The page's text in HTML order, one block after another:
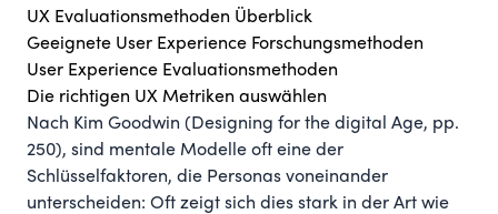
UX Evaluationsmethoden Überblick
Geeignete User Experience Forschungsmethoden
User Experience Evaluationsmethoden
Die richtigen UX Metriken auswählen
Nach Kim Goodwin (Designing for the digital Age, pp.
250), sind mentale Modelle oft eine der
Schlüsselfaktoren, die Personas voneinander
unterscheiden: Oft zeigt sich dies stark in der Art wie